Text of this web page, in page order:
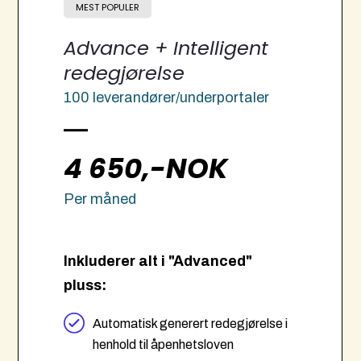
MEST POPULER
Advance + Intelligent
redegjørelse
100 leverandører/underportaler
4 650,-NOK
Per måned
Inkluderer alt i "Advanced"
pluss:
Automatisk generert redegjørelse i
henhold til åpenhetsloven